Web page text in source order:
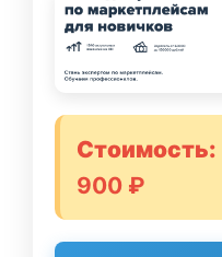
Стоимость:
900 ₽